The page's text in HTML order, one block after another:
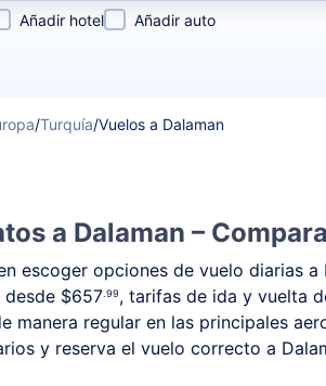
aerolínea, por ciudad o aeropuerto o por
Añadir hotel Añadir auto
/Turquía/Vuelos a Dalaman
a Dalaman –
escoger opciones de vuelo diarias
$657.99, tarifas de ida y vuelta
manera regular en las principales
y reserva el vuelo correcto a